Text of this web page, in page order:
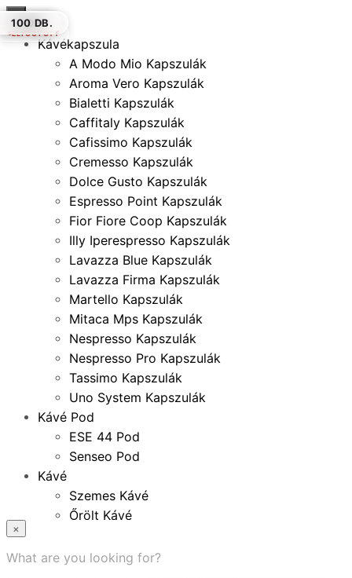
×
Kávékapszula
A Modo Mio Kapszulák
Aroma Vero Kapszulák
Bialetti Kapszulák
Caffitaly Kapszulák
Cafissimo Kapszulák
Cremesso Kapszulák
Dolce Gusto Kapszulák
Espresso Point Kapszulák
Fior Fiore Coop Kapszulák
Illy Iperespresso Kapszulák
Lavazza Blue Kapszulák
Lavazza Firma Kapszulák
Martello Kapszulák
Mitaca Mps Kapszulák
Nespresso Kapszulák
Nespresso Pro Kapszulák
Tassimo Kapszulák
Uno System Kapszulák
Kávé Pod
ESE 44 Pod
Senseo Pod
Kávé
Szemes Kávé
Őrölt Kávé
Instant Kávé
×
What are you looking for?
100 DB.
10 DB.
10 DB.
50 DB.
10 DB.
ELFOGYOTT
10 DB.
100 DB.